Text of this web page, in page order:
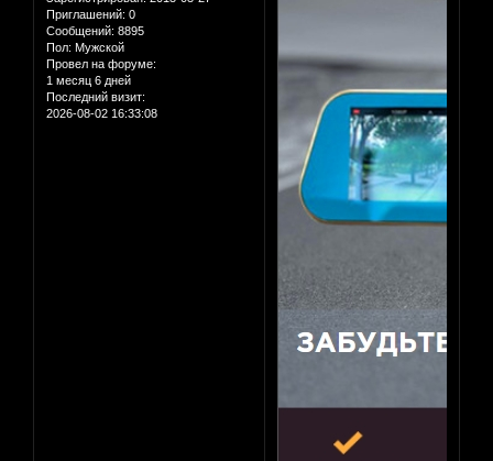
Приглашений: 0
Сообщений: 8895
Пол: Мужской
Провел на форуме:
1 месяц 6 дней
Последний визит:
2026-08-02 16:33:08